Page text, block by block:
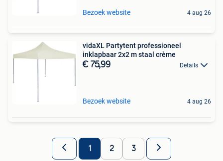
Bezoek website 4 aug 26
vidaXL Partytent professioneel
inklapbaar 2x2 m staal crème
€ 75,99 Details
Bezoek website 4 aug 26
1 2 3